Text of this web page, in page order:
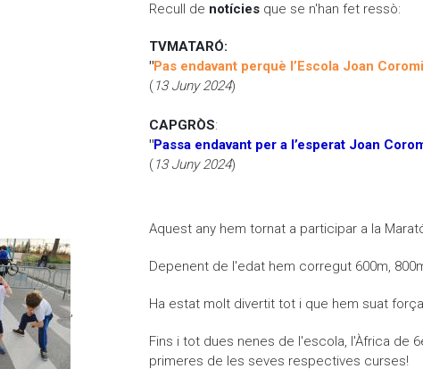
Documentació econòmica de l'escola
Documents autoritzacions / Justificants
Documentació Activitats Extraescolars
Recull de notícies que se n'han fet ressò:
TVMATARÓ:
"Pas endavant perquè l’Escola Joan
(13 Juny 2024)
CAPGRÒS:
"Passa endavant per a l’esperat Joan
(13 Juny 2024)
,
Aquest any hem tornat a participar a la
Depenent de l'edat hem corregut 600m,
Ha estat molt divertit tot i que hem suat
Fins i tot dues nenes de l'escola, l'Àfrica de
primeres de les seves respectives curses!